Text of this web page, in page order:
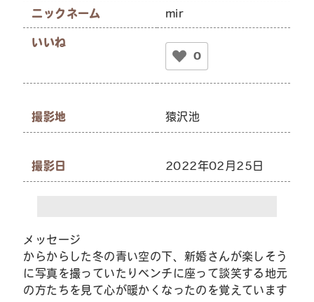
ニックネーム mir
いいね
0
撮影地 猿沢池
撮影日 2022年02月25日
メッセージ
からからした冬の青い空の下、新婚さんが楽しそう
に写真を撮っていたりベンチに座って談笑する地元
の方たちを見て心が暖かくなったのを覚えています